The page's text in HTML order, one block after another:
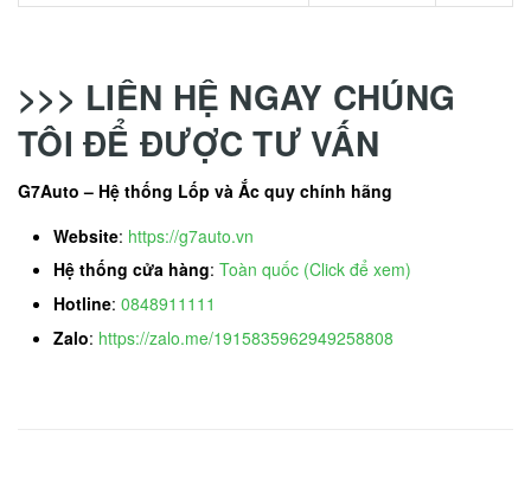
>>> LIÊN HỆ NGAY CHÚNG
TÔI ĐỂ ĐƯỢC TƯ VẤN
G7Auto – Hệ thống Lốp và Ắc quy chính hãng
Website: https://g7auto.vn
Hệ thống cửa hàng: Toàn quốc (Click để xem)
Hotline: 0848911111
Zalo: https://zalo.me/1915835962949258808